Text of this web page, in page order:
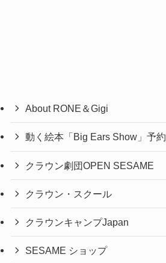
About RONE＆Gigi
動く絵本「Big Ears Show」予約
クラウン劇団OPEN SESAME
クラウン・スクール
クラウンキャンプJapan
SESAME ショップ